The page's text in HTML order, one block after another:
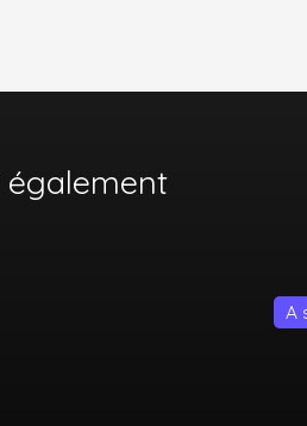
également